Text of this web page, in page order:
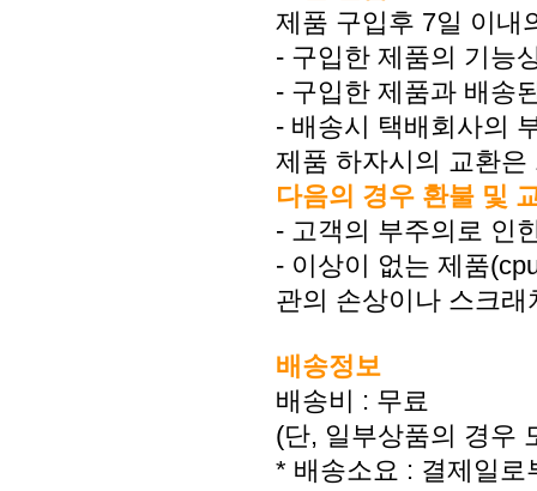
제품 구입후 7일 이내
- 구입한 제품의 기능
- 구입한 제품과 배송
- 배송시 택배회사의
제품 하자시의 교환
다음의 경우 환불 및
- 고객의 부주의로 인
- 이상이 없는 제품
관의 손상이나 스크
배송정보
배송비 : 무료
(단, 일부상품의 경우
* 배송소요 : 결제일로